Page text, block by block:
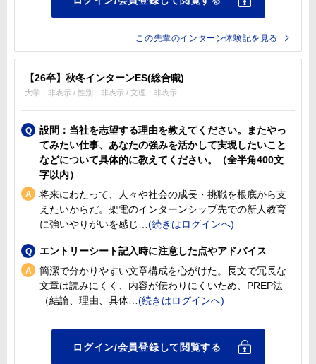
この先輩のインターン体験記を見る
【26卒】秋冬インターンES(総合職)
大学：非表示 / 性別：非表示 / 文理：非表示
設問：当社を志望する理由を教えてください。またやっ
てみたい仕事、あなたの強みを活かして実現したいこと
などについて具体的に教えてください。（全半角400文
字以内）
将来にわたって、人々や社会の成長・挑戦を根底から支
えたいからだ。架電のインターンシップ先での新人教育
に強いやりがいを感じ
エントリーシート記入時に注意した点やアドバイス
簡潔で分かりやすい文章構成を心がけた。長文で冗長な
文章は読みにくく、内容が伝わりにくいため、PREP法
（結論、理由、具体